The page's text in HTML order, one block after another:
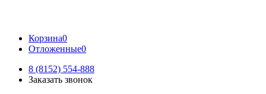
Корзина0
Отложенные0
8 (8152) 554-888
Заказать звонок